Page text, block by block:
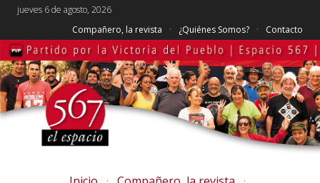
jueves 6 de agosto, 2026
Compañero, la revista
¿Quiénes Somos? Contacto